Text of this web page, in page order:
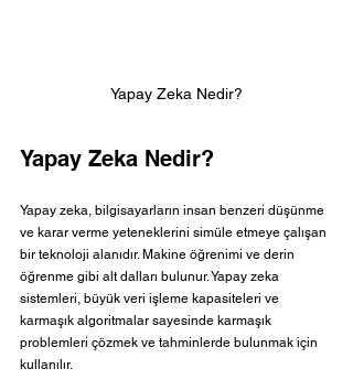
Yapay Zeka Nedir?
Yapay Zeka Nedir?
Yapay zeka, bilgisayarların insan benzeri düşünme
ve karar verme yeteneklerini simüle etmeye çalışan
bir teknoloji alanıdır. Makine öğrenimi ve derin
öğrenme gibi alt dalları bulunur. Yapay zeka
sistemleri, büyük veri işleme kapasiteleri ve
karmaşık algoritmalar sayesinde karmaşık
problemleri çözmek ve tahminlerde bulunmak için
kullanılır.